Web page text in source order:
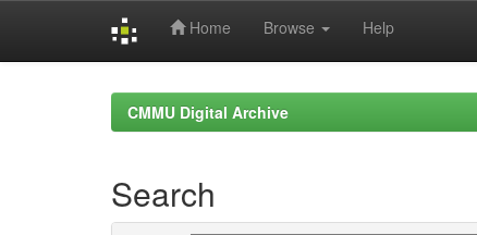
Home Browse Help
CMMU Digital Archive
Search